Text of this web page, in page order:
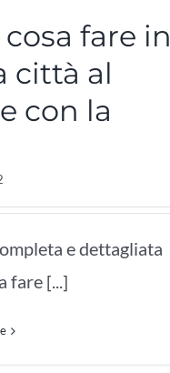
fare in
città al
con la
e dettagliata
fare [...]